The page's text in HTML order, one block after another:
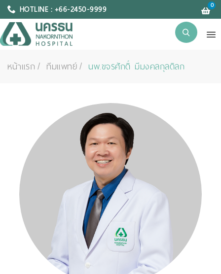
HOTLINE : +66-2450-9999 0
หน้าแรก ทีมแพทย์ นพ.ขจรศักดิ์ มีมงคลกุลดิลก